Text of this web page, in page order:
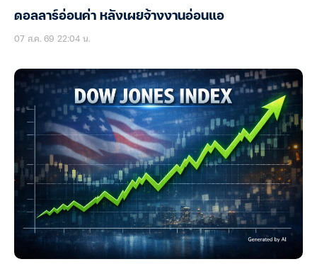
ดอลลาร์อ่อนค่า หลังเผยจ้างงานอ่อนแอ
07 ส.ค. 69 22:04 น.